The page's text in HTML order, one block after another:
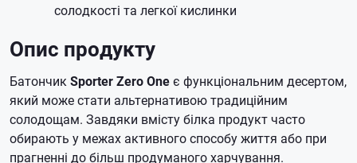
солодкості та легкої кислинки
Опис продукту
Батончик Sporter Zero Oneє функціональним десертом,
який може стати альтернативою традиційним
солодощам. Завдяки вмісту білка продукт часто
обирають у межах активного способу життя або при
прагненні до більш продуманого харчування.